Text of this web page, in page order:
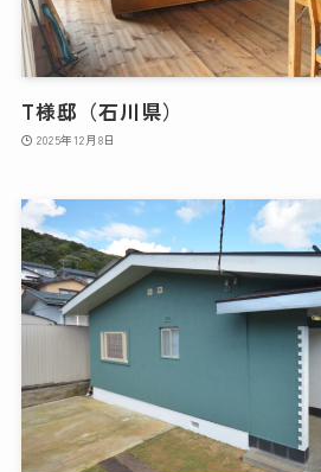
T様邸（石川県）
2025年12月8日